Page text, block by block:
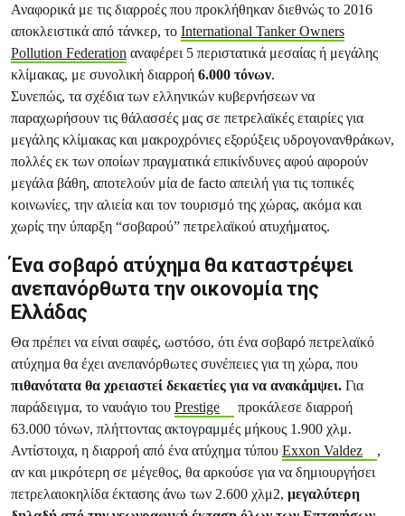
Αναφορικά με τις διαρροές που προκλήθηκαν διεθνώς το 2016
αποκλειστικά από τάνκερ, το International Tanker Owners
Pollution Federation αναφέρει 5 περιστατικά μεσαίας ή μεγάλης
κλίμακας, με συνολική διαρροή 6.000 τόνων.
Συνεπώς, τα σχέδια των ελληνικών κυβερνήσεων να
παραχωρήσουν τις θάλασσές μας σε πετρελαϊκές εταιρίες για
μεγάλης κλίμακας και μακροχρόνιες εξορύξεις υδρογονανθράκων,
πολλές εκ των οποίων πραγματικά επικίνδυνες αφού αφορούν
μεγάλα βάθη, αποτελούν μία de facto απειλή για τις τοπικές
κοινωνίες, την αλιεία και τον τουρισμό της χώρας, ακόμα και
χωρίς την ύπαρξη “σοβαρού” πετρελαϊκού ατυχήματος.
Ένα σοβαρό ατύχημα θα καταστρέψει
ανεπανόρθωτα την οικονομία της
Ελλάδας
Θα πρέπει να είναι σαφές, ωστόσο, ότι ένα σοβαρό πετρελαϊκό
ατύχημα θα έχει ανεπανόρθωτες συνέπειες για τη χώρα, που
πιθανότατα θα χρειαστεί δεκαετίες για να ανακάμψει. Για
παράδειγμα, το ναυάγιο του Prestige
προκάλεσε διαρροή
63.000 τόνων, πλήττοντας ακτογραμμές μήκους 1.900 χλμ.
Αντίστοιχα, η διαρροή από ένα ατύχημα τύπου Exxon Valdez
,
αν και μικρότερη σε μέγεθος, θα αρκούσε για να δημιουργήσει
πετρελαιοκηλίδα έκτασης άνω των 2.600 χλμ2, μεγαλύτερη